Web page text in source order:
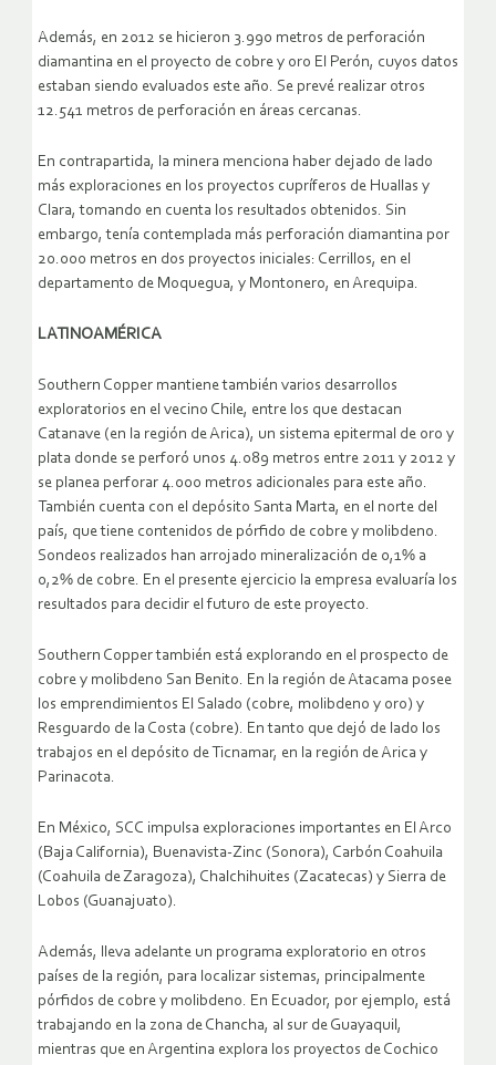
Además, en 2012 se hicieron 3.990 metros de perforación
diamantina en el proyecto de cobre y oro El Perón, cuyos datos
estaban siendo evaluados este año. Se prevé realizar otros
12.541 metros de perforación en áreas cercanas.
En contrapartida, la minera menciona haber dejado de lado
más exploraciones en los proyectos cupríferos de Huallas y
Clara, tomando en cuenta los resultados obtenidos. Sin
embargo, tenía contemplada más perforación diamantina por
20.000 metros en dos proyectos iniciales: Cerrillos, en el
departamento de Moquegua, y Montonero, en Arequipa.
LATINOAMÉRICA
Southern Copper mantiene también varios desarrollos
exploratorios en el vecino Chile, entre los que destacan
Catanave (en la región de Arica), un sistema epitermal de oro y
plata donde se perforó unos 4.089 metros entre 2011 y 2012 y
se planea perforar 4.000 metros adicionales para este año.
También cuenta con el depósito Santa Marta, en el norte del
país, que tiene contenidos de pórfido de cobre y molibdeno.
Sondeos realizados han arrojado mineralización de 0,1% a
0,2% de cobre. En el presente ejercicio la empresa evaluaría los
resultados para decidir el futuro de este proyecto.
Southern Copper también está explorando en el prospecto de
cobre y molibdeno San Benito. En la región de Atacama posee
los emprendimientos El Salado (cobre, molibdeno y oro) y
Resguardo de la Costa (cobre). En tanto que dejó de lado los
trabajos en el depósito de Ticnamar, en la región de Arica y
Parinacota.
En México, SCC impulsa exploraciones importantes en El Arco
(Baja California), Buenavista-Zinc (Sonora), Carbón Coahuila
(Coahuila de Zaragoza), Chalchihuites (Zacatecas) y Sierra de
Lobos (Guanajuato).
Además, lleva adelante un programa exploratorio en otros
países de la región, para localizar sistemas, principalmente
pórfidos de cobre y molibdeno. En Ecuador, por ejemplo, está
trabajando en la zona de Chancha, al sur de Guayaquil,
mientras que en Argentina explora los proyectos de Cochico